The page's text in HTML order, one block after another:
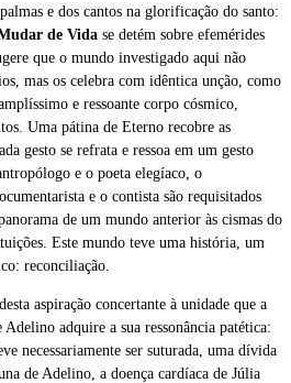
e dos cantos na glorificação do santo:
de Vida se detém sobre efemérides
que o mundo investigado aqui não
mas os celebra com idêntica unção, como
e ressoante corpo cósmico,
Uma pátina de Eterno recobre as
gesto se refrata e ressoa em um gesto
e o poeta elegíaco, o
e o contista são requisitados
de um mundo anterior às cismas do
Este mundo teve uma história, um
reconciliação.
aspiração concertante à unidade que a
Adelino adquire a sua ressonância patética:
necessariamente ser suturada, uma dívida
de Adelino, a doença cardíaca de Júlia